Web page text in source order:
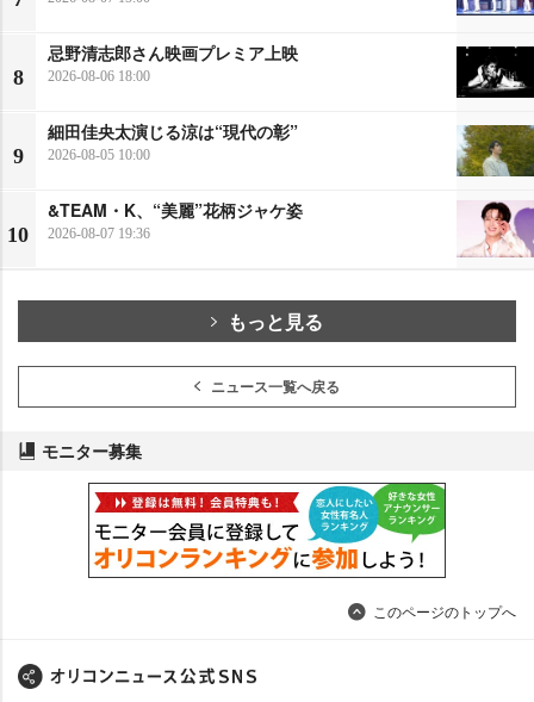
8
忌野清志郎さん映画プレミア上映
2026-08-06 18:00
9
細田佳央太演じる涼は“現代の彰”
2026-08-05 10:00
10
&TEAM・K、“美麗”花柄ジャケ姿
2026-08-07 19:36
もっと見る
ニュース一覧へ戻る
モニター募集
このページのトップへ